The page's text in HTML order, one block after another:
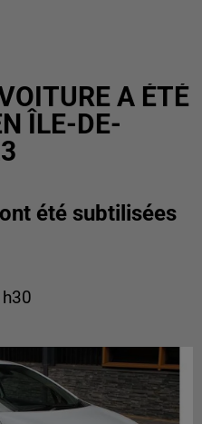
A ÉTÉ
ÎLE-DE-
été subtilisées